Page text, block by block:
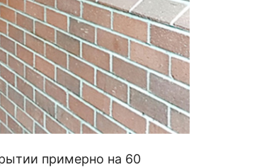
отпечатков пальцев,
примерно на 60